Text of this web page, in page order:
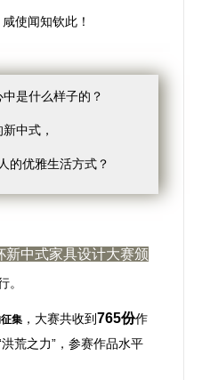
闻知钦此！
是什么样子的？
中式，
的优雅生活方式？
新中式家具设计大赛颁
。
集 ，大赛共收到765份作
荒之力”，参赛作品水平